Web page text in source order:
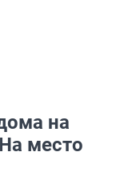
на
место